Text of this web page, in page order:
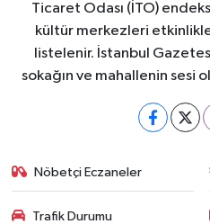
Ticaret Odası (İTO)
kültür merkezleri
listelenir. İstanbul
sokağın ve mahallenin sesi
Nöbetçi Eczaneler
Trafik Durumu